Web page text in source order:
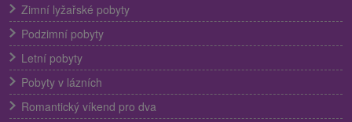
Zimní lyžařské pobyty
Podzimní pobyty
Letní pobyty
Pobyty v lázních
Romantický víkend pro dva